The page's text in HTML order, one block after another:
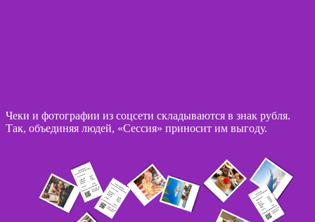
Чеки и фотографии из соцсети складываются в знак рубля.
Так, объединяя людей, «Сессия» приносит им выгоду.